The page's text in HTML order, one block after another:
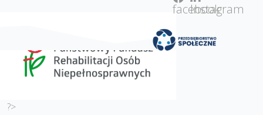
facebook
Instagram
?>